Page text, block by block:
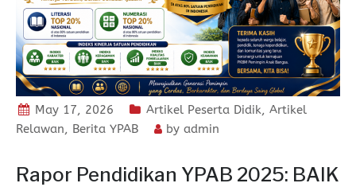
May 17, 2026 Artikel Peserta Didik, Artikel
Relawan, Berita YPAB by admin
Rapor Pendidikan YPAB 2025: BAIK